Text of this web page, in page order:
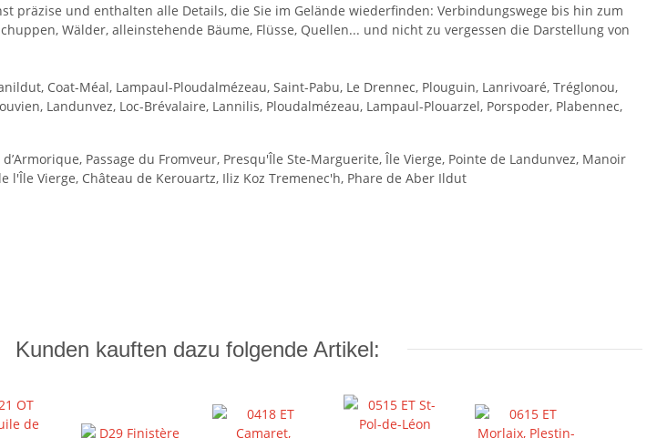
präzise und enthalten alle Details, die Sie im Gelände wiederfinden: Verbindungswege bis hin zum
Wälder, alleinstehende Bäume, Flüsse, Quellen... und nicht zu vergessen die Darstellung von
Coat-Méal, Lampaul-Ploudalmézeau, Saint-Pabu, Le Drennec, Plouguin, Lanrivoaré, Tréglonou,
Landunvez, Loc-Brévalaire, Lannilis, Ploudalmézeau, Lampaul-Plouarzel, Porspoder, Plabennec,
Passage du Fromveur, Presqu'Île Ste-Marguerite, Île Vierge, Pointe de Landunvez, Manoir
l'Île Vierge, Château de Kerouartz, Iliz Koz Tremenec'h, Phare de Aber Ildut
Kunden kauften dazu folgende Artikel: